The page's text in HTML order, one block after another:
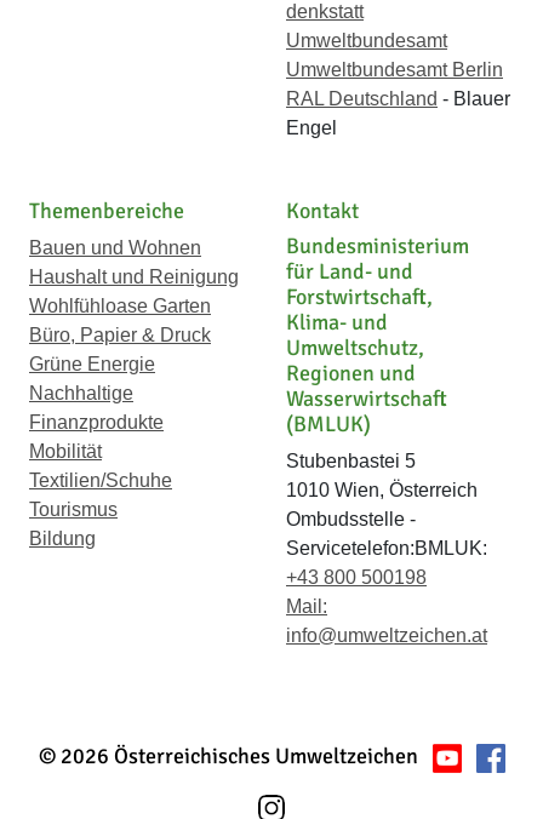
denkstatt
Umweltbundesamt
Umweltbundesamt Berlin
RAL Deutschland - Blauer
Engel
Themenbereiche
Bauen und Wohnen
Haushalt und Reinigung
Wohlfühloase Garten
Büro, Papier & Druck
Grüne Energie
Nachhaltige
Finanzprodukte
Mobilität
Textilien/Schuhe
Tourismus
Bildung
Kontakt
Bundesministerium
für Land- und
Forstwirtschaft,
Klima- und
Umweltschutz,
Regionen und
Wasserwirtschaft
(BMLUK)
Stubenbastei 5
1010 Wien, Österreich
Ombudsstelle -
Servicetelefon:BMLUK:
+43 800 500198
Mail:
info@umweltzeichen.at
© 2026 Österreichisches Umweltzeichen